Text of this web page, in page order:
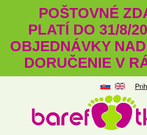
POŠTOVNÉ
PLATÍ DO 31/8/
OBJEDNÁVKY
DORUČENIE V